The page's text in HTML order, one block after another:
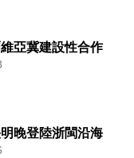
亞冀建設性合作
晚登陸浙閩沿海